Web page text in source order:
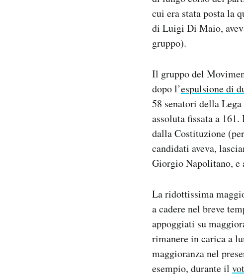
cui era stata posta la
di Luigi Di Maio,
gruppo).
Il gruppo del
dopo l’espulsione di
58 senatori della
assoluta fissata a
dalla Costituzione
candidati aveva,
Giorgio Napolitano, e
La ridottissima
a cadere nel breve
appoggiati su
rimanere in carica a
maggioranza nel
esempio, durante il